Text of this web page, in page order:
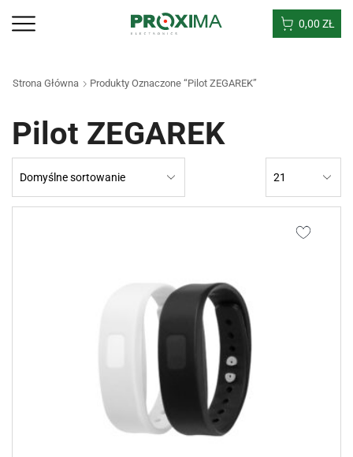
0,00 ZŁ
Strona Główna Produkty Oznaczone “Pilot ZEGAREK”
Pilot ZEGAREK